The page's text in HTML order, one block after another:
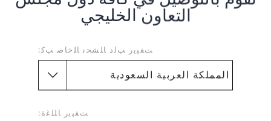
التعاون الخليجي
ﺖﻐﻴﻳﺭ ﺐﻟﺩ ﺎﻠﺸﺤﻧ ﺎﻠﺧﺎﺻ ﺐﻛ:
ﺖﻐﻴﻳﺭ ﺎﻠﻠﻏﺓ: